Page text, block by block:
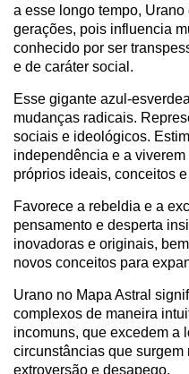
a esse longo tempo,
gerações, pois influencia
conhecido por ser
e de caráter social.
Esse gigante azul-
mudanças radicais.
sociais e ideológicos.
independência e a
próprios ideais, conceitos
Favorece a rebeldia e a
pensamento e desperta
inovadoras e originais,
novos conceitos para
Urano no Mapa Astral
complexos de maneira
incomuns, que excedem a
circunstâncias que
extroversão e desapego.